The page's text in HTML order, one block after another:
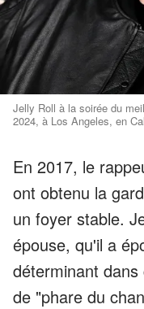
Jelly Roll à la soirée du
2024, à Los Angeles, en
En 2017, le
ont obtenu la
un foyer stable.
épouse, qu'il a
déterminant
de "phare du